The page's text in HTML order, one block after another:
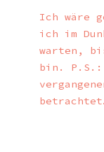
Ich wäre
ich im
warten,
bin. P.S.: